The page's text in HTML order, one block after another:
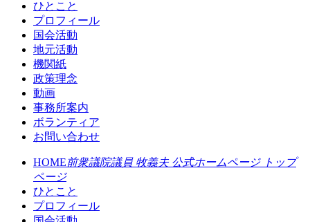
ひとこと
プロフィール
国会活動
地元活動
機関紙
政策理念
動画
事務所案内
ボランティア
お問い合わせ
HOME前衆議院議員 牧義夫 公式ホームページ トップ
ページ
ひとこと
プロフィール